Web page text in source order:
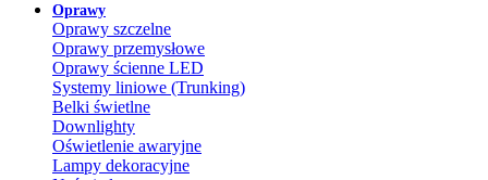
Oprawy
Oprawy szczelne
Oprawy przemysłowe
Oprawy ścienne LED
Systemy liniowe (Trunking)
Belki świetlne
Downlighty
Oświetlenie awaryjne
Lampy dekoracyjne